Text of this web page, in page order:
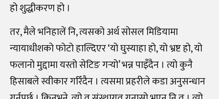
हो शुद्धीकरण हो ।
तर, मैले भनिहालें नि, त्यसको अर्थ सोसल मिडियामा
न्यायाधीशको फोटो हाल्दिएर ‘यो घुस्याहा हो, यो भ्रष्ट हो, यो
फलानो मुद्दामा यस्तो सेटिङ गर्‍यो’ भन्न पाइँदैन । त्यो कुनै
हिसाबले स्वीकार गरिँदैन । त्यसमा प्रहरीले कडा अनुसन्धान